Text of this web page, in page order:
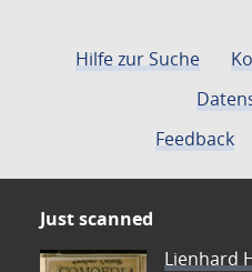
Hilfe zur Suche
Feedback
Just scanned
Lienhard